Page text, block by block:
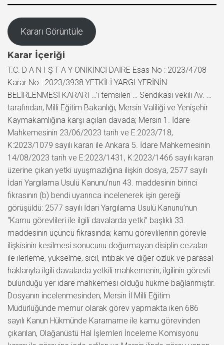
Kararı Görüntüle
Karar İçeriği
T.C. D A N I Ş T A Y ONİKİNCİ DAİRE Esas No : 2023/4708
Karar No : 2023/3938 YETKİLİ YARGI YERİNİN
BELİRLENMESİ KARARI …’ı temsilen … Sendikası vekili Av. …
tarafından, Milli Eğitim Bakanlığı, Mersin Valiliği ve Yenişehir
Kaymakamlığına karşı açılan davada; Mersin 1. İdare
Mahkemesinin 23/06/2023 tarih ve E:2023/718,
K:2023/1079 sayılı kararı ile Ankara 5. İdare Mahkemesinin
14/08/2023 tarih ve E:2023/1431, K:2023/1466 sayılı kararı
üzerine çıkan yetki uyuşmazlığına ilişkin dosya, 2577 sayılı
İdari Yargılama Usulü Kanunu’nun 43. maddesinin birinci
fıkrasının (b) bendi uyarınca incelenerek işin gereği
görüşüldü: 2577 sayılı İdari Yargılama Usulü Kanunu’nun
“Kamu görevlileri ile ilgili davalarda yetki” başlıklı 33.
maddesinin üçüncü fıkrasında; kamu görevlilerinin görevle
ilişkisinin kesilmesi sonucunu doğurmayan disiplin cezaları
ile ilerleme, yükselme, sicil, intibak ve diğer özlük ve parasal
haklarıyla ilgili davalarda yetkili mahkemenin, ilgilinin görevli
bulunduğu yer idare mahkemesi olduğu hükme bağlanmıştır.
Dosyanın incelenmesinden; Mersin İl Milli Eğitim
Müdürlüğünde memur olarak görev yapmakta iken 686
sayılı Kanun Hükmünde Kararname ile kamu görevinden
çıkarılan, Olağanüstü Hal İşlemleri İnceleme Komisyonu